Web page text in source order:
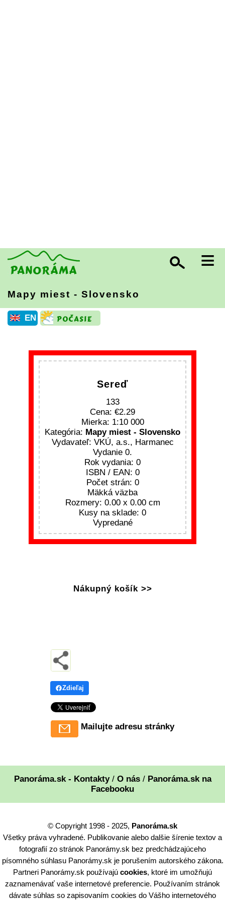
≡
Mapy miest - Slovensko
EN
Sereď
133
Cena:
2.29
Mierka: 1:10 000
Kategória: Mapy miest - Slovensko
Vydavateľ: VKÚ, a.s., Harmanec
Vydanie 0.
Rok vydania: 0
ISBN / EAN: 0
Počet strán: 0
Mäkká väzba
Rozmery: 0.00 x 0.00 cm
Kusy na sklade: 0
Vypredané
Nákupný košík >>
Zdieľaj
Mailujte adresu stránky
Panoráma.sk - Kontakty/ O nás/ Panoráma.sk na
Facebooku
© Copyright 1998 - 2025, Panoráma.sk
Všetky práva vyhradené. Publikovanie alebo dalšie šírenie textov a
fotografií zo stránok Panorámy.sk bez predchádzajúceho
písomného súhlasu Panorámy.sk je porušením autorského zákona.
Partneri Panorámy.sk používajú cookies, ktoré im umožňujú
zaznamenávať vaše internetové preferencie. Používaním stránok
dávate súhlas so zapisovaním cookies do Vášho internetového